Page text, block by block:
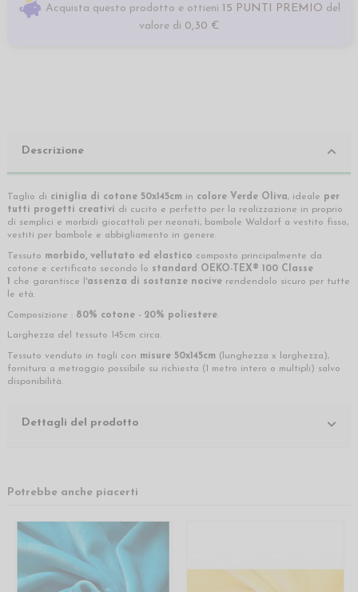
Acquista questo prodotto e ottieni 15 PUNTI PREMIO del
valore di 0,30 €
Descrizione
Taglio di ciniglia di cotone 50x145cm in colore Verde Oliva, ideale per
tutti progetti creativi di cucito e perfetto per la realizzazione in proprio
di semplici e morbidi giocattoli per neonati, bambole Waldorf a vestito fisso,
vestiti per bambole e abbigliamento in genere.
Tessuto morbido, vellutato ed elastico composto principalmente da
cotone e certificato secondo lo standard OEKO-TEX® 100 Classe
1 che garantisce l'assenza di sostanze nocive rendendolo sicuro per tutte
le età.
Composizione : 80% cotone - 20% poliestere.
Larghezza del tessuto 145cm circa.
Tessuto venduto in tagli con misure 50x145cm (lunghezza x larghezza),
fornitura a metraggio possibile su richiesta (1 metro intero o multipli) salvo
disponibilità.
Dettagli del prodotto
Potrebbe anche piacerti